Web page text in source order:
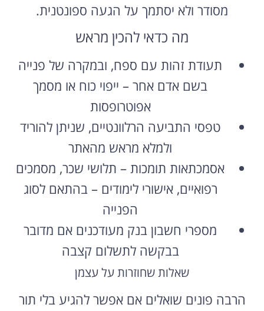
מסודר ולא יסתמך על הגעה ספונטנית.
מה כדאי להכין מראש
תעודת זהות עם ספח, ובמקרה של פנייה
בשם אדם אחר – ייפוי כוח או מסמך
אפוטרופסות
טפסי התביעה הרלוונטיים, שניתן להוריד
ולמלא מראש מהאתר
אסמכתאות תומכות – תלושי שכר, מסמכים
רפואיים, אישורי לימודים – בהתאם לסוג
הפנייה
מספרי חשבון בנק מעודכנים אם מדובר
בבקשה לתשלום קצבה
שאלות שחוזרות על עצמן
הרבה פונים שואלים אם אפשר להגיע בלי תור